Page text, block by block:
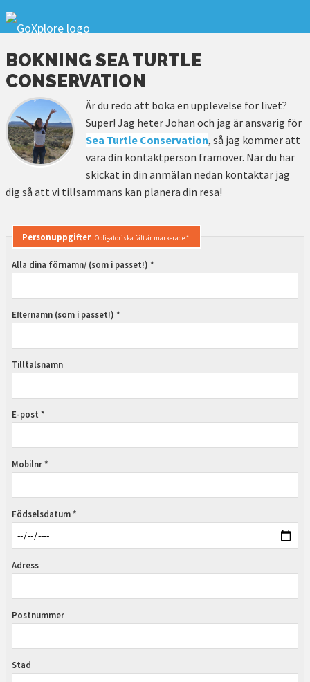
BOKNING SEA TURTLE
CONSERVATION
Är du redo att boka en upplevelse för livet?
Super! Jag heter Johan och jag är ansvarig för
Sea Turtle Conservation, så jag kommer att
vara din kontaktperson framöver. När du har
skickat in din anmälan nedan kontaktar jag
dig så att vi tillsammans kan planera din resa!
Personuppgifter Obligatoriska fält är markerade *
Alla dina förnamn/ (som i passet!) *
Efternamn (som i passet!) *
Tilltalsnamn
E-post *
Mobilnr *
Födselsdatum *
Adress
Postnummer
Stad